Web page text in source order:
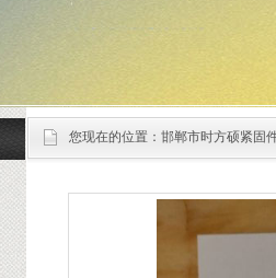
您现在的位置： 邯郸市时方硕紧固